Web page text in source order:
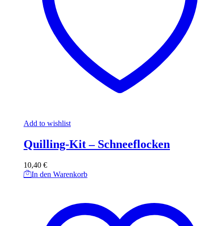
Add to wishlist
Quilling-Kit – Schneeflocken
10,40 €
In den Warenkorb